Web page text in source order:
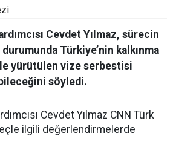
Cevdet Yılmaz, sürecin
durumunda Türkiye’nin kalkınma
yürütülen vize serbestisi
söyledi.
Cevdet Yılmaz CNN Türk
ilgili değerlendirmelerde